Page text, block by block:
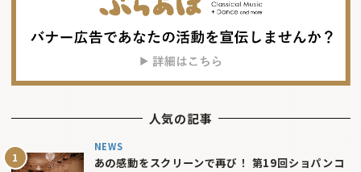
人気の記事
NEWS
あの感動をスクリーンで再び！ 第19回ショパンコ